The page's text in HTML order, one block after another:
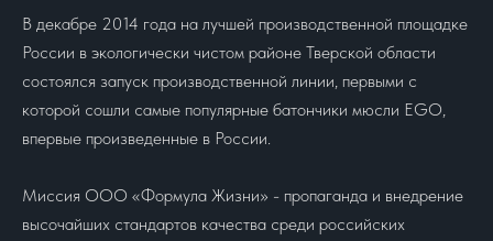
В декабре 2014 года на лучшей производственной площадке
России в экологически чистом районе Тверской области
состоялся запуск производственной линии, первыми с
которой сошли самые популярные батончики мюсли EGO,
впервые произведенные в России.
Миссия ООО «Формула Жизни» - пропаганда и внедрение
высочайших стандартов качества среди российских